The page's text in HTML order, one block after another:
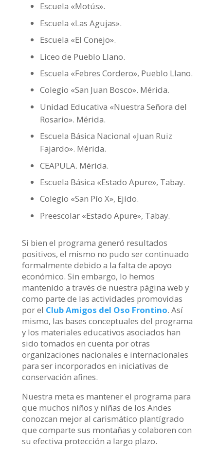
Escuela «Motús».
Escuela «Las Agujas».
Escuela «El Conejo».
Liceo de Pueblo Llano.
Escuela «Febres Cordero», Pueblo Llano.
Colegio «San Juan Bosco». Mérida.
Unidad Educativa «Nuestra Señora del
Rosario». Mérida.
Escuela Básica Nacional «Juan Ruiz
Fajardo». Mérida.
CEAPULA. Mérida.
Escuela Básica «Estado Apure», Tabay.
Colegio «San Pío X», Ejido.
Preescolar «Estado Apure», Tabay.
Si bien el programa generó resultados
positivos, el mismo no pudo ser continuado
formalmente debido a la falta de apoyo
económico. Sin embargo, lo hemos
mantenido a través de nuestra página web y
como parte de las actividades promovidas
por el Club Amigos del Oso Frontino. Así
mismo, las bases conceptuales del programa
y los materiales educativos asociados han
sido tomados en cuenta por otras
organizaciones nacionales e internacionales
para ser incorporados en iniciativas de
conservación afines.
Nuestra meta es mantener el programa para
que muchos niños y niñas de los Andes
conozcan mejor al carismático plantígrado
que comparte sus montañas y colaboren con
su efectiva protección a largo plazo.